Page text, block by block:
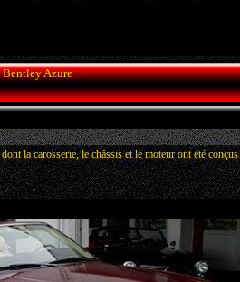
Bentley Azure
la carosserie, le châssis et le moteur ont été